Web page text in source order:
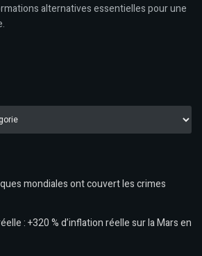
alternatives essentielles pour une
mondiales ont couvert les crimes
: +320 % d’inflation réelle sur la Mars en